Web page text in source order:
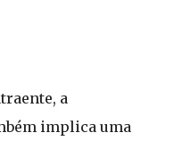
a
implica uma